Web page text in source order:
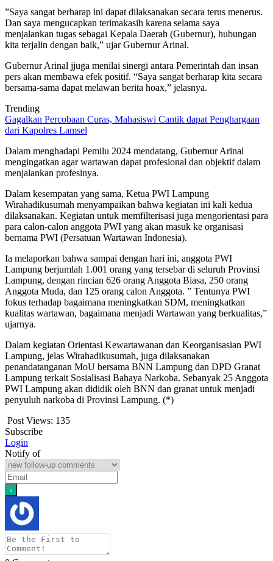
”Saya sangat berharap ini dapat dilaksanakan secara terus menerus.
Dan saya mengucapkan terimakasih karena selama saya
menjalankan tugas sebagai Kepala Daerah (Gubernur), hubungan
kita terjalin dengan baik,” ujar Gubernur Arinal.
Gubernur Arinal jjuga menilai sinergi antara Pemerintah dan insan
pers akan membawa efek positif. “Saya sangat berharap kita secara
bersama-sama dapat melawan berita hoax,” jelasnya.
Trending
Gagalkan Percobaan Curas, Mahasiswi Cantik dapat Penghargaan
dari Kapolres Lamsel
Dalam menghadapi Pemilu 2024 mendatang, Gubernur Arinal
mengingatkan agar wartawan dapat profesional dan objektif dalam
menjalankan profesinya.
Dalam kesempatan yang sama, Ketua PWI Lampung
Wirahadikusumah menyampaikan bahwa kegiatan ini kali kedua
dilaksanakan. Kegiatan untuk memfilterisasi juga mengorientasi para
para calon-calon anggota PWI yang akan masuk ke organisasi
bernama PWI (Persatuan Wartawan Indonesia).
Ia melaporkan bahwa sampai dengan hari ini, anggota PWI
Lampung berjumlah 1.001 orang yang tersebar di seluruh Provinsi
Lampung, dengan rincian 626 orang Anggota Biasa, 250 orang
Anggota Muda, dan 125 orang calon Anggota. ” Tentunya PWI
fokus terhadap bagaimana meningkatkan SDM, meningkatkan
kualitas wartawan, bagaimana menjadi Wartawan yang berkualitas,”
ujarnya.
Dalam kegiatan Orientasi Kewartawanan dan Keorganisasian PWI
Lampung, jelas Wirahadikusumah, juga dilaksanakan
penandatanganan MoU bersama BNN Lampung dan DPD Granat
Lampung terkait Sosialisasi Bahaya Narkoba. Sebanyak 25 Anggota
PWI Lampung akan dididik oleh BNN dan granat untuk menjadi
penyuluh narkoba di Provinsi Lampung. (*)
Post Views: 135
Subscribe
Login
Notify of